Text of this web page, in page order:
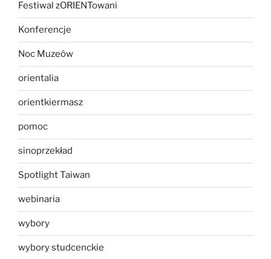
Festiwal zORIENTowani
Konferencje
Noc Muzeów
orientalia
orientkiermasz
pomoc
sinoprzekład
Spotlight Taiwan
webinaria
wybory
wybory studcenckie